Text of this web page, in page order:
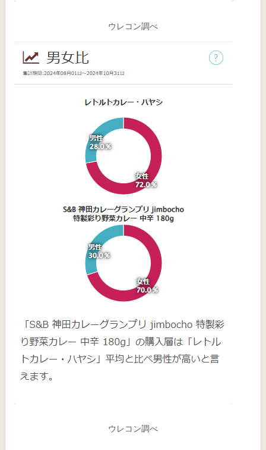
ウレコン調べ
ウレコン調べ